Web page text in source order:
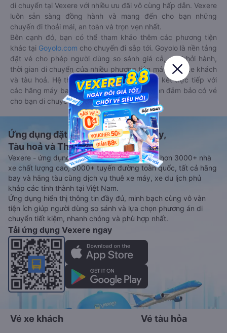
di chuyển tại Vexere với nhiều ưu đãi vô cùng hấp dẫn. Vexere
luôn sẵn sàng đồng hành và mang đến cho bạn những
chuyến đi thoải mái, an toàn và trọn vẹn nhất.
Bên cạnh đó, bạn có thể tham khảo thêm các phương tiện
khác tại Goyolo.com cho chuyến đi sắp tới. Goyolo là nền tảng
đặt vé cho phép người dùng so sánh giá cả, giờ khởi hành,
thời gian di chuyển của nhiều phương tiện máy bay, xe khách
và tàu hoả. Hệ thống của Goyolo được liên kết trực tiếp với
các hãng máy bay, xe khách và tàu hoả, luôn đảm bảo có vé
cho bạn di chuyển.
Ứng dụng đặt vé Xe khách, Máy bay,
Tàu hoả và Thuê xe
Vexere - ứng dụng đặt vé đa phương tiện với hơn 3000+ nhà
xe chất lượng cao, 5000+ tuyến đường toàn quốc, tất cả hãng
bay và hãng tàu cùng dịch vụ thuê xe máy, xe du lịch phủ
khắp các tỉnh thành tại Việt Nam.
Ứng dụng hiển thị thông tin đầy đủ, minh bạch cùng vô vàn
tiện ích giúp người dùng so sánh và lựa chọn phương án di
chuyển tiết kiệm, nhanh chóng và phù hợp nhất.
Tải ứng dụng Vexere ngay
Vé xe khách Vé tàu hỏa